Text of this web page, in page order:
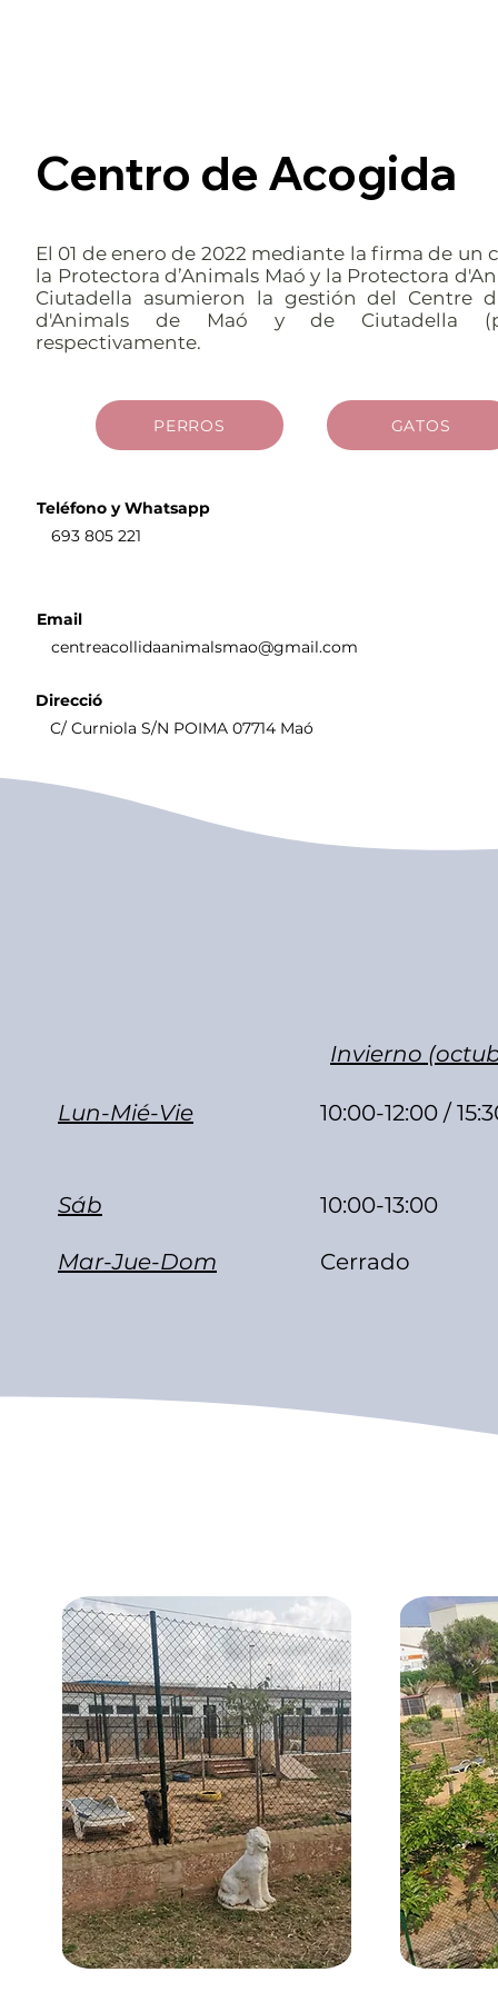
Centro de Acogida
El 01 de enero de 2022 mediante la firma de un
la Protectora d’Animals Maó y la Protectora
Ciutadella asumieron la gestión del Centre
d'Animals de Maó y de Ciutadella
respectivamente.
PERROS GATOS
Teléfono y Whatsapp
693 805 221
Email
centreacollidaanimalsmao@gmail.com
Direcció
C/ Curniola S/N POIMA 07714 Maó
Invierno
Lun-Mié-Vie 10:00-12:00 /
Sáb 10:00-13:00
Mar-Jue-Dom Cerrado